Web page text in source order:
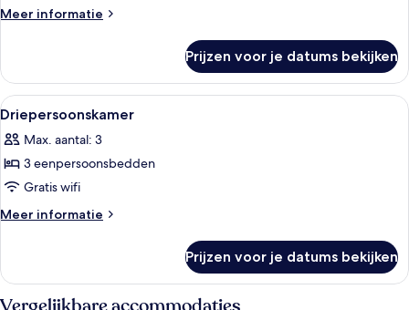
Meer informatie
Meer
voor
persoon
Prijzen voor je datums bekijken
Alle
foto's
voor
Driepersoonskamer
laden
Een hotelkamer met twee bedden,
1
Driepersoonskamer
Max. aantal: 3
3 eenpersoonsbedden
Gratis wifi
Meer informatie
Meer
Prijzen voor je datums bekijken